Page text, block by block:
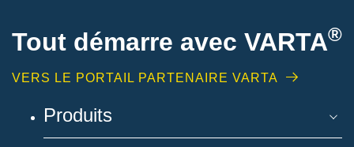
Tout démarre avec VARTA®
VERS LE PORTAIL PARTENAIRE VARTA
Produits